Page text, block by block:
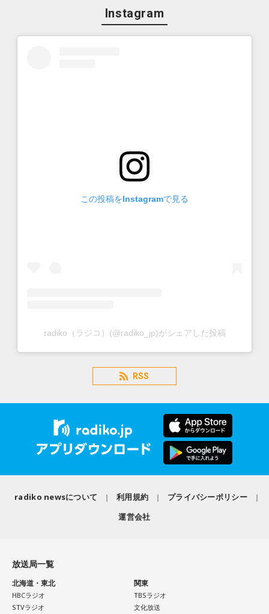
Instagram
この投稿をInstagramで見る
radiko（ラジコ）(@radiko_jp)がシェアした投稿
RSS
radiko newsについて 利用規約
プライバシーポリシー
運営会社
放送局一覧
北海道・東北
HBCラジオ
STVラジオ
関東
TBSラジオ
文化放送